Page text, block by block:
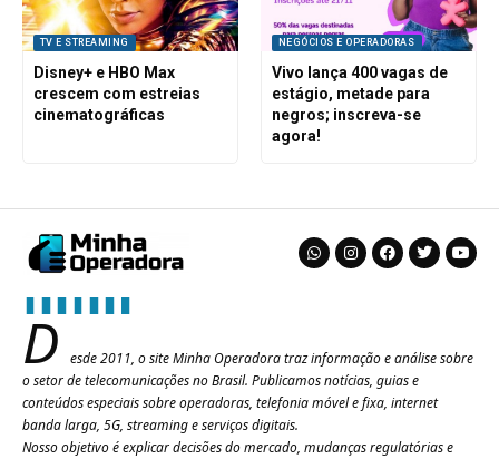
TV E STREAMING
Disney+ e HBO Max
crescem com estreias
cinematográficas
NEGÓCIOS E OPERADORAS
Vivo lança 400 vagas de
estágio, metade para
negros; inscreva-se
agora!
D
esde 2011, o site Minha Operadora traz informação e análise sobre
o setor de telecomunicações no Brasil. Publicamos notícias, guias e
conteúdos especiais sobre operadoras, telefonia móvel e fixa, internet
banda larga, 5G, streaming e serviços digitais.
Nosso objetivo é explicar decisões do mercado, mudanças regulatórias e